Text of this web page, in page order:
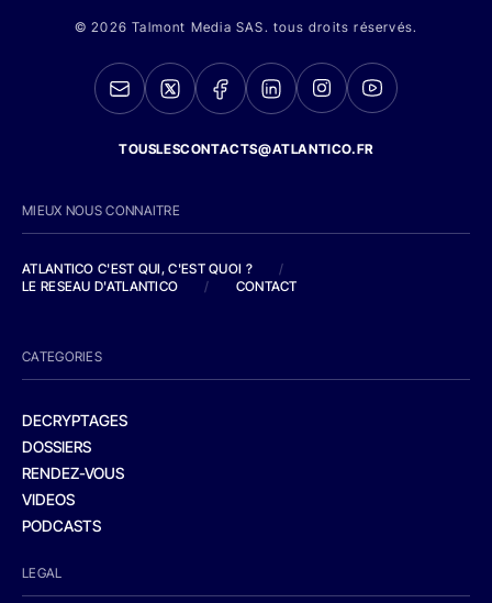
© 2026 Talmont Media SAS. tous droits réservés.
TOUSLESCONTACTS@ATLANTICO.FR
MIEUX NOUS CONNAITRE
ATLANTICO C'EST QUI, C'EST QUOI ?
/
LE RESEAU D'ATLANTICO
/ CONTACT
CATEGORIES
DECRYPTAGES
DOSSIERS
RENDEZ-VOUS
VIDEOS
PODCASTS
LEGAL